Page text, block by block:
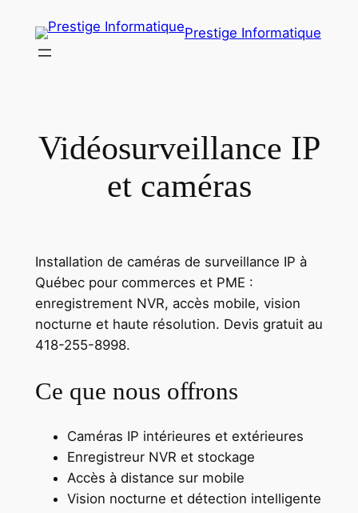
contenu
Prestige Informatique
Vidéosurveillance IP
et caméras
Installation de caméras de surveillance IP à
Québec pour commerces et PME :
enregistrement NVR, accès mobile, vision
nocturne et haute résolution. Devis gratuit au
418-255-8998.
Ce que nous offrons
Caméras IP intérieures et extérieures
Enregistreur NVR et stockage
Accès à distance sur mobile
Vision nocturne et détection intelligente